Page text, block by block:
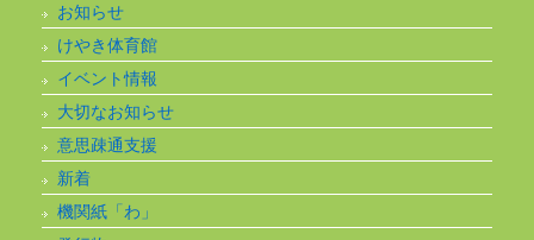
お知らせ
けやき体育館
イベント情報
大切なお知らせ
意思疎通支援
新着
機関紙「わ」